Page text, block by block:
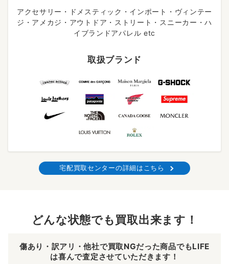
アクセサリー・ドメスティック・インポート・ヴィンテー
ジ・アメカジ・アウトドア・ストリート・スニーカー・ハ
イブランドアパレル etc
取扱ブランド
宅配買取センターの詳細はこちら
どんな状態でも買取出来ます！
傷あり・訳アリ・他社で買取NGだった商品でもLIFE
は喜んで査定させていただきます！